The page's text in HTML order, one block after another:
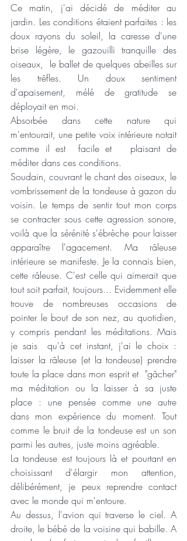
Ce matin, j'ai décidé de méditer au
jardin. Les conditions étaient parfaites : les
doux rayons du soleil, la caresse d'une
brise légère, le gazouilli tranquille des
oiseaux,  le ballet de quelques abeilles sur
les trêfles. Un doux sentiment
d'apaisement, mélé de gratitude se
déployait en moi.
Absorbée dans cette nature qui
m'entourait, une petite voix intérieure notait
comme il est  facile et   plaisant de
méditer dans ces conditions.
Soudain, couvrant le chant des oiseaux, le
vombrissement de la tondeuse à gazon du
voisin. Le temps de sentir tout mon corps
se contracter sous cette agression sonore,
voilà que la sérénité s'ébrèche pour laisser
apparaître l'agacement. Ma râleuse
intérieure se manifeste. Je la connais bien,
cette râleuse. C'est celle qui aimerait que
tout soit parfait, toujours... Evidemment elle
trouve de nombreuses occasions de
pointer le bout de son nez, au quotidien,
y compris pendant les méditations. Mais
je sais  qu'à cet instant, j'ai le choix :
laisser la râleuse (et la tondeuse) prendre
toute la place dans mon esprit et  "gâcher"
ma méditation ou la laisser à sa juste
place : une pensée comme une autre
dans mon expérience du moment. Tout
comme le bruit de la tondeuse est un son
parmi les autres, juste moins agréable.
La tondeuse est toujours là et pourtant en
choisissant d'élargir mon attention,
délibérément, je peux reprendre contact
avec le monde qui m'entoure.
Au dessus, l'avion qui traverse le ciel. A
droite, le bébé de la voisine qui babille. A